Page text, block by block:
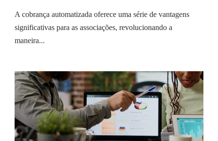
A cobrança automatizada oferece uma série de vantagens
significativas para as associações, revolucionando a
maneira...